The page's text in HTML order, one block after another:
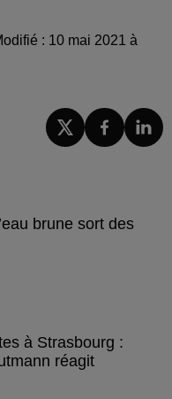
: 10 mai 2021 à
brune sort des
à Strasbourg :
réagit